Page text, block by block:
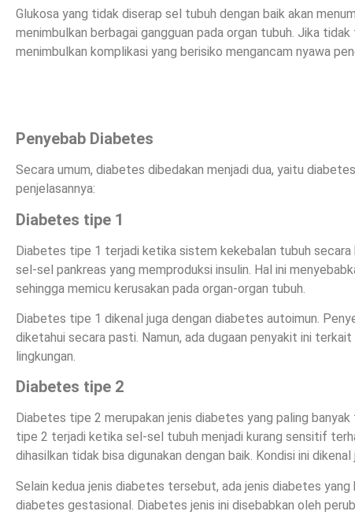
Glukosa yang tidak diserap sel tubuh dengan baik akan
menimbulkan berbagai gangguan pada organ tubuh. Jika
menimbulkan komplikasi yang berisiko mengancam nyawa
Penyebab Diabetes
Secara umum, diabetes dibedakan menjadi dua, yaitu
penjelasannya:
Diabetes tipe 1
Diabetes tipe 1 terjadi ketika sistem kekebalan tubuh secara
sel-sel pankreas yang memproduksi insulin. Hal ini
sehingga memicu kerusakan pada organ-organ tubuh.
Diabetes tipe 1 dikenal juga dengan diabetes autoimun.
diketahui secara pasti. Namun, ada dugaan penyakit ini
lingkungan.
Diabetes tipe 2
Diabetes tipe 2 merupakan jenis diabetes yang paling
tipe 2 terjadi ketika sel-sel tubuh menjadi kurang sensitif
dihasilkan tidak bisa digunakan dengan baik. Kondisi ini
Selain kedua jenis diabetes tersebut, ada jenis diabetes yang
diabetes gestasional. Diabetes jenis ini disebabkan oleh